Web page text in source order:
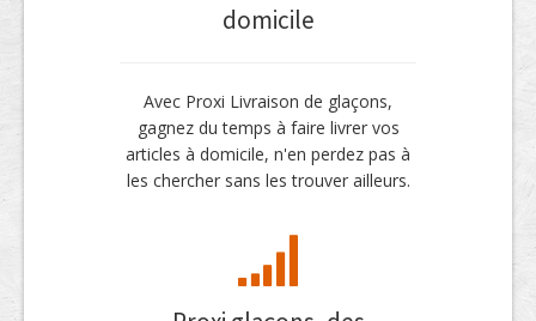
domicile
Avec Proxi Livraison de glaçons,
gagnez du temps à faire livrer vos
articles à domicile, n'en perdez pas à
les chercher sans les trouver ailleurs.